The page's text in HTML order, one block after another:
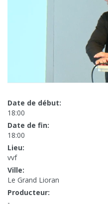
Date de début:
18:00
Date de fin:
18:00
Lieu:
vvf
Ville:
Le Grand Lioran
Producteur:
-